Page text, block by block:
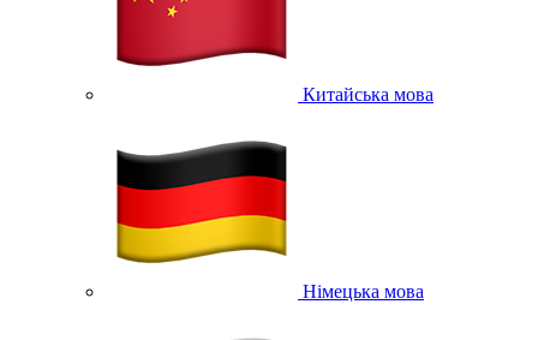
Китайська мова
Німецька мова